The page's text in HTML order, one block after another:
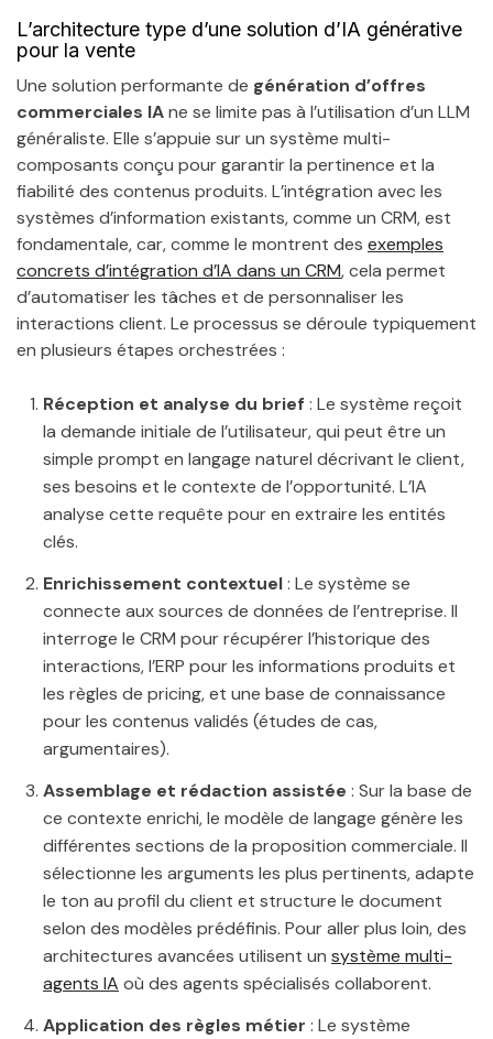
L’architecture type d’une solution d’IA générative
pour la vente
Une solution performante de génération d’offres
commerciales IAne se limite pas à l’utilisation d’un LLM
généraliste. Elle s’appuie sur un système multi-
composants conçu pour garantir la pertinence et la
fiabilité des contenus produits. L’intégration avec les
systèmes d’information existants, comme un CRM, est
fondamentale, car, comme le montrent des exemples
concrets d’intégration d’IA dans un CRM, cela permet
d’automatiser les tâches et de personnaliser les
interactions client. Le processus se déroule typiquement
en plusieurs étapes orchestrées :
Réception et analyse du brief : Le système reçoit
la demande initiale de l’utilisateur, qui peut être un
simple prompt en langage naturel décrivant le client,
ses besoins et le contexte de l’opportunité. L’IA
analyse cette requête pour en extraire les entités
clés.
Enrichissement contextuel: Le système se
connecte aux sources de données de l’entreprise. Il
interroge le CRM pour récupérer l’historique des
interactions, l’ERP pour les informations produits et
les règles de pricing, et une base de connaissance
pour les contenus validés (études de cas,
argumentaires).
Assemblage et rédaction assistée : Sur la base de
ce contexte enrichi, le modèle de langage génère les
différentes sections de la proposition commerciale. Il
sélectionne les arguments les plus pertinents, adapte
le ton au profil du client et structure le document
selon des modèles prédéfinis. Pour aller plus loin, des
architectures avancées utilisent un système multi-
agents IA où des agents spécialisés collaborent.
Application des règles métier : Le système